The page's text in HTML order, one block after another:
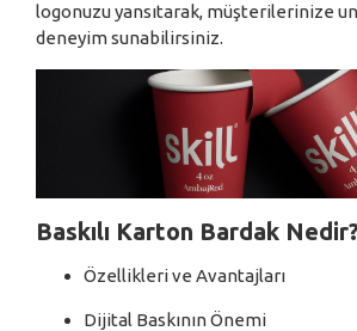
logonuzu yansıtarak, müşterilerinize
deneyim sunabilirsiniz.
Baskılı Karton Bardak Nedir?
Özellikleri ve Avantajları
Dijital Baskının Önemi